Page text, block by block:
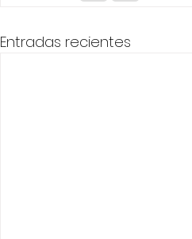
Entradas recientes